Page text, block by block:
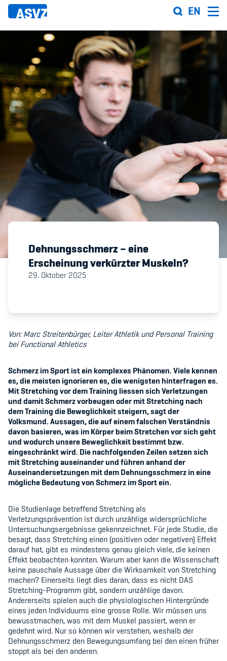
Direkt
zum
EN
Sportfahrplan
Sportarten
Sportanlagen
Events
ASVZ@home
Member's Manual / FAQ
Academy
Blog
Diversität & Inklusion
Infomails
Kinderbetreuung
Krankenversicherung
Schwangerschaft & Sport
Spitzensport & Studium
Organisation
Team
Offene Stellen
Dehnungsschmerz – eine
Erscheinung verkürzter Muskeln?
29. Oktober 2025
Von: Marc Streitenbürger, Leiter Athletik und Personal Training
bei Functional Athletics
Schmerz im Sport ist ein komplexes Phänomen. Viele kennen
es, die meisten ignorieren es, die wenigsten hinterfragen es.
Mit Stretching vor dem Training liessen sich Verletzungen
und damit Schmerz vorbeugen oder mit Stretching nach
dem Training die Beweglichkeit steigern, sagt der
Volksmund. Aussagen, die auf einem falschen Verständnis
davon basieren, was im Körper beim Stretchen vor sich geht
und wodurch unsere Beweglichkeit bestimmt bzw.
eingeschränkt wird. Die nachfolgenden Zeilen setzen sich
mit Stretching auseinander und führen anhand der
Auseinandersetzungen mit dem Dehnungsschmerz in eine
mögliche Bedeutung von Schmerz im Sport ein.
Die Studienlage betreffend Stretching als
Verletzungsprävention ist durch unzählige widersprüchliche
Untersuchungsergebnisse gekennzeichnet. Für jede Studie, die
besagt, dass Stretching einen (positiven oder negativen) Effekt
darauf hat, gibt es mindestens genau gleich viele, die keinen
Effekt beobachten konnten. Warum aber kann die Wissenschaft
keine pauschale Aussage über die Wirksamkeit von Stretching
machen? Einerseits liegt dies daran, dass es nicht DAS
Stretching-Programm gibt, sondern unzählige davon.
Andererseits spielen auch die physiologischen Hintergründe
eines jeden Individuums eine grosse Rolle. Wir müssen uns
bewusstmachen, was mit dem Muskel passiert, wenn er
gedehnt wird. Nur so können wir verstehen, weshalb der
Dehnungsschmerz den Bewegungsumfang bei den einen früher
stoppt als bei den anderen.